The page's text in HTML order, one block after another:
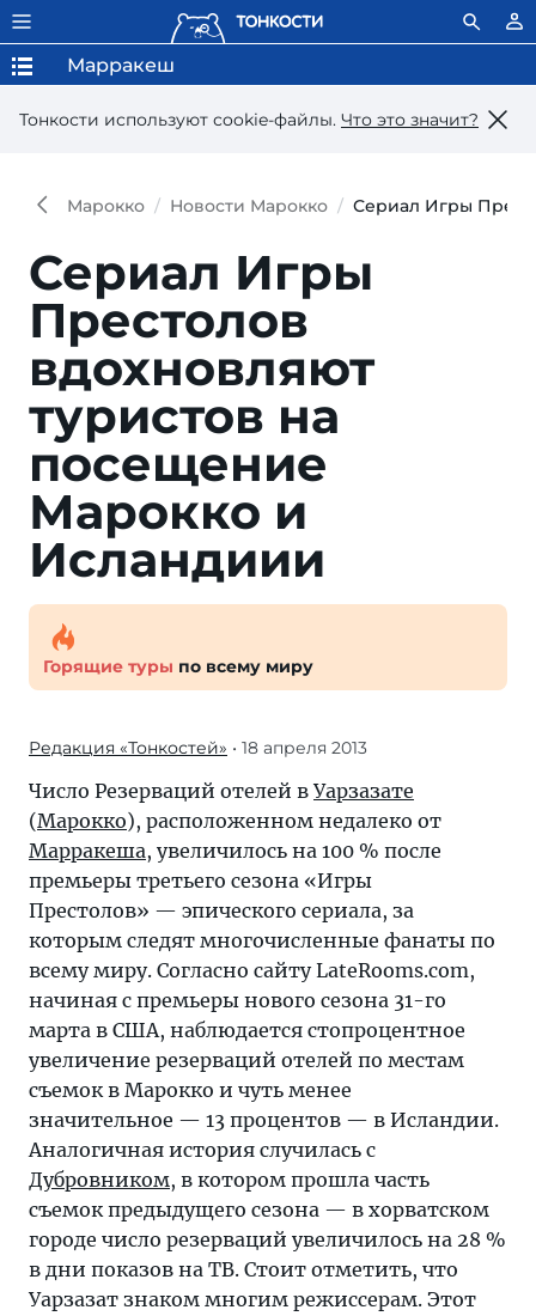
Тонкости используют сookie-файлы. Что это значит?
Марракеш
Марокко Новости Марокко Сериал Игры
Сериал Игры
Престолов
вдохновляют
туристов на
посещение
Марокко и
Исландиии
Горящие туры по всему миру
Редакция «Тонкостей» • 18 апреля 2013
Число Резерваций отелей в Уарзазате
(Марокко), расположенном недалеко от
Марракеша, увеличилось на 100 % после
премьеры третьего сезона «Игры
Престолов» — эпического сериала, за
которым следят многочисленные фанаты по
всему миру. Согласно сайту LateRooms.com,
начиная с премьеры нового сезона 31-го
марта в США, наблюдается стопроцентное
увеличение резерваций отелей по местам
съемок в Марокко и чуть менее
значительное — 13 процентов — в Исландии.
Аналогичная история случилась с
Дубровником, в котором прошла часть
съемок предыдущего сезона — в хорватском
городе число резерваций увеличилось на 28 %
в дни показов на ТВ. Стоит отметить, что
Уарзазат знаком многим режиссерам. Этот